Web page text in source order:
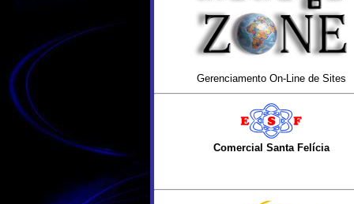
Gerenciamento On-Line de Sites
Comercial Santa Felícia